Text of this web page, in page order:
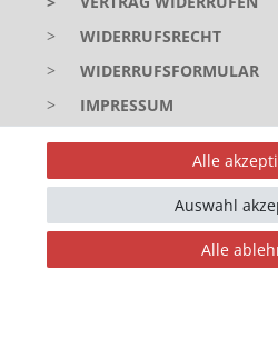
>
WIDERRUFSRECHT
>
WIDERRUFSFORMULAR
>
IMPRESSUM
>
>
AGB
Alle
Alle
Auswahl